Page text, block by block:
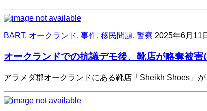
BART, オークランド, 事件, 移民問題, 警察 2025年6月11
オークランドでの抗議デモ後、靴店が略奪被害
アラメダ郡オークランドにある靴店「Sheikh Shoes」